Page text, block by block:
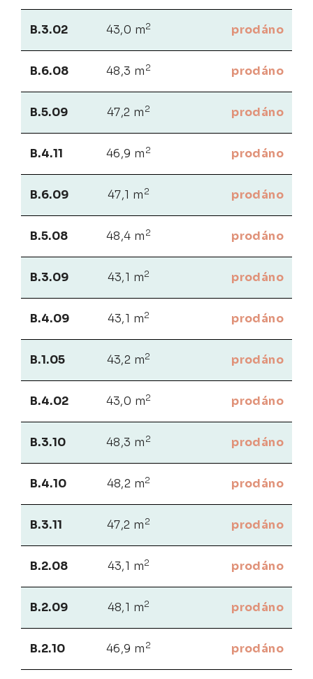
B.3.02 43,0 m2 prodáno
B.6.08 48,3 m 2 prodáno
B.5.09 47,2 m 2 prodáno
B.4.11 46,9 m 2 prodáno
B.6.09 47,1 m 2 prodáno
B.5.08 48,4 m 2 prodáno
B.3.09 43,1 m2 prodáno
B.4.09 43,1 m2 prodáno
B.1.05 43,2 m2 prodáno
B.4.02 43,0 m2 prodáno
B.3.10 48,3 m 2 prodáno
B.4.10 48,2 m2 prodáno
B.3.11 47,2 m 2 prodáno
B.2.08 43,1 m2 prodáno
B.2.09 48,1 m2 prodáno
B.2.10 46,9 m 2 prodáno